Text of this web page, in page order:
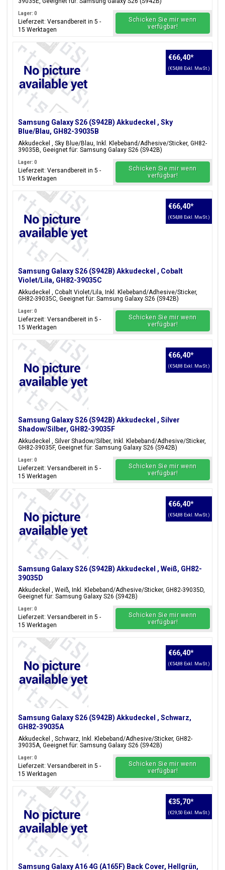
Lager: 0
Lieferzeit: Versandbereit in 5 -
15 Werktagen
Schicken Sie mir wenn
verfügbar!
Samsung Galaxy S26 (S942B) Akkudeckel , Sky
Blue/Blau, GH82-39035B
Akkudeckel , Sky Blue/Blau, Inkl. Klebeband/Adhesive/Sticker, GH82-
39035B, Geeignet für: Samsung Galaxy S26 (S942B)
€66,40*
(€54,88 Exkl. MwSt.)
Lager: 0
Lieferzeit: Versandbereit in 5 -
15 Werktagen
Schicken Sie mir wenn
verfügbar!
Samsung Galaxy S26 (S942B) Akkudeckel , Cobalt
Violet/Lila, GH82-39035C
Akkudeckel , Cobalt Violet/Lila, Inkl. Klebeband/Adhesive/Sticker,
GH82-39035C, Geeignet für: Samsung Galaxy S26 (S942B)
€66,40*
(€54,88 Exkl. MwSt.)
Lager: 0
Lieferzeit: Versandbereit in 5 -
15 Werktagen
Schicken Sie mir wenn
verfügbar!
Samsung Galaxy S26 (S942B) Akkudeckel , Silver
Shadow/Silber, GH82-39035F
Akkudeckel , Silver Shadow/Silber, Inkl. Klebeband/Adhesive/Sticker,
GH82-39035F, Geeignet für: Samsung Galaxy S26 (S942B)
€66,40*
(€54,88 Exkl. MwSt.)
Lager: 0
Lieferzeit: Versandbereit in 5 -
15 Werktagen
Schicken Sie mir wenn
verfügbar!
Samsung Galaxy S26 (S942B) Akkudeckel , Weiß, GH82-
39035D
Akkudeckel , Weiß, Inkl. Klebeband/Adhesive/Sticker, GH82-39035D,
Geeignet für: Samsung Galaxy S26 (S942B)
€66,40*
(€54,88 Exkl. MwSt.)
Lager: 0
Lieferzeit: Versandbereit in 5 -
15 Werktagen
Schicken Sie mir wenn
verfügbar!
Samsung Galaxy S26 (S942B) Akkudeckel , Schwarz,
GH82-39035A
Akkudeckel , Schwarz, Inkl. Klebeband/Adhesive/Sticker, GH82-
39035A, Geeignet für: Samsung Galaxy S26 (S942B)
€66,40*
(€54,88 Exkl. MwSt.)
Lager: 0
Lieferzeit: Versandbereit in 5 -
15 Werktagen
Schicken Sie mir wenn
verfügbar!
Samsung Galaxy A16 4G (A165F) Back Cover, Hellgrün,
€35,70*
(€29,50 Exkl. MwSt.)